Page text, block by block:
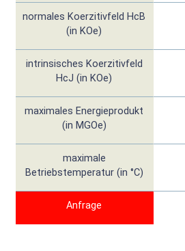
normales Koerzitivfeld HcB
(in KOe)
intrinsisches Koerzitivfeld
HcJ (in KOe)
maximales Energieprodukt
(in MGOe)
maximale
Betriebstemperatur (in °C)
Anfrage